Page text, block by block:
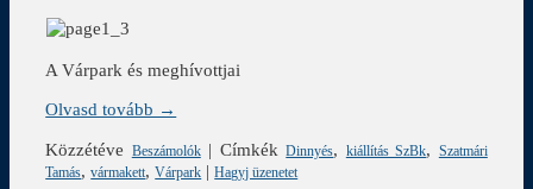
A Várpark és meghívottjai
Olvasd tovább →
Közzétéve
Beszámolók| Címkék Dinnyés, kiállítás SzBk,
Szatmári
Tamás,vármakett,Várpark |Hagyj üzenetet